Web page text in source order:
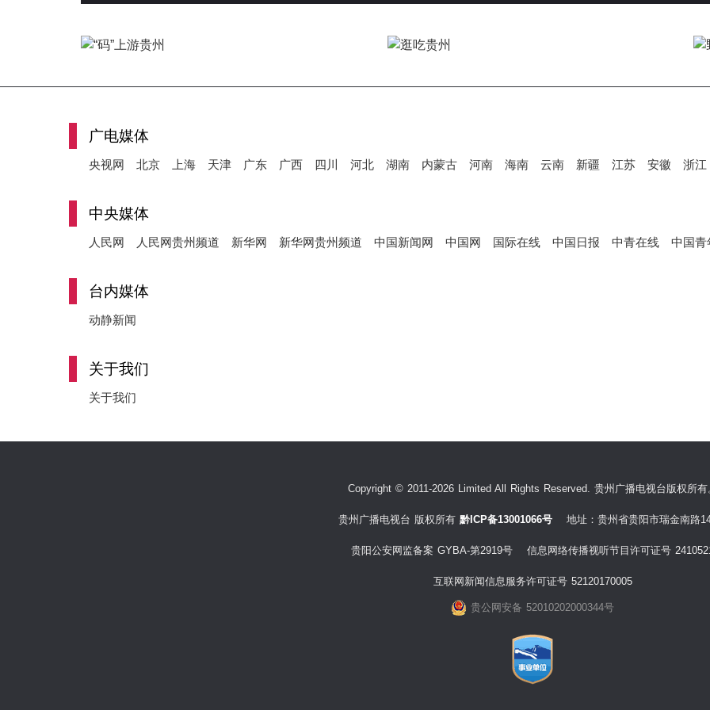
i
d
e
广电媒体
央视网 北京 上海 天津 广东 广西 四川 河北 湖南 内蒙古 河南 海南 云南 新疆 江苏 安徽 浙江
中央媒体
人民网 人民网贵州频道 新华网 新华网贵州频道 中国新闻网 中国网 国际在线 中国日报 中青在线 中国青
台内媒体
动静新闻
关于我们
关于我们
Copyright © 2011-2026 Limited All Rights Reserved. 贵州广播电视台版权所有
贵州广播电视台 版权所有 黔ICP备13001066号地址：贵州省贵阳市瑞金南路
贵阳公安网监备案 GYBA-第2919号 信息网络传播视听节目许可证号
互联网新闻信息服务许可证号 52120170005
贵公网安备 52010202000344号